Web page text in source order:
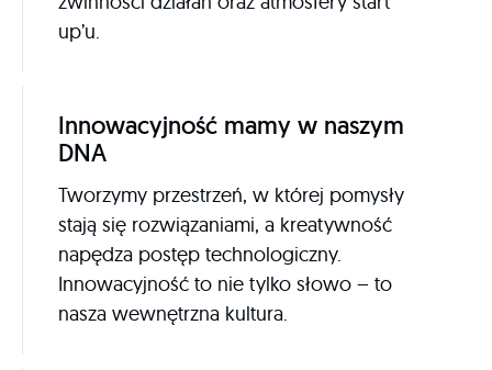
up’u.
Innowacyjność mamy w naszym
DNA
Tworzymy przestrzeń, w której pomysły
stają się rozwiązaniami, a kreatywność
napędza postęp technologiczny.
Innowacyjność to nie tylko słowo – to
nasza wewnętrzna kultura.